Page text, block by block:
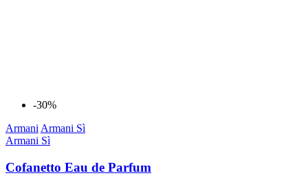
-30%
Armani Armani Sì
Armani Sì
Cofanetto Eau de Parfum